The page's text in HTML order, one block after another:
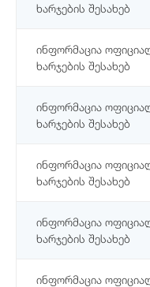
ხარჯების შესახებ
ინფორმაცია
ხარჯების შესახებ
ინფორმაცია
ხარჯების შესახებ
ინფორმაცია
ხარჯების შესახებ
ინფორმაცია
ხარჯების შესახებ
ინფორმაცია